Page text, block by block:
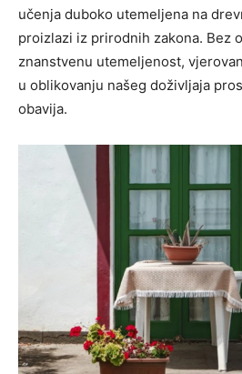
učenja duboko utemeljena na
proizlazi iz prirodnih zakona. Bez
znanstvenu utemeljenost,
u oblikovanju našeg doživljaja
obavija.